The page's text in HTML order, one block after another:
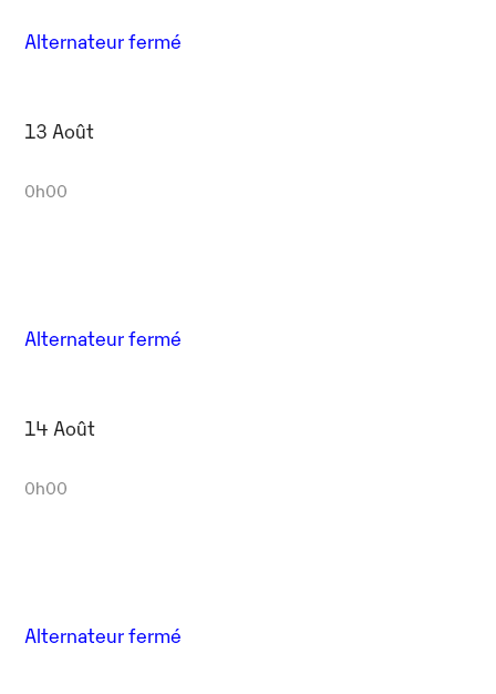
Alternateur fermé
13 Août
0h00
Alternateur fermé
14 Août
0h00
Alternateur fermé